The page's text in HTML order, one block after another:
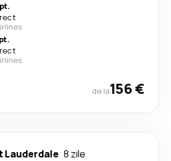
de la156 €
Lauderdale 8 zile